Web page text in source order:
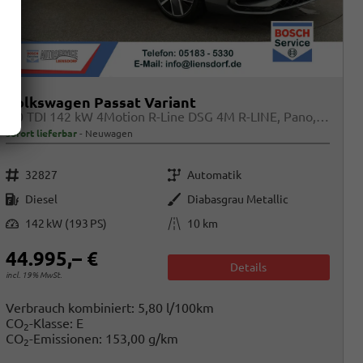
Volkswagen Passat Variant
2.0 TDI 142 kW 4Motion R-Line DSG 4M R-LINE, Pano, AHK, IQ.Light, HUD, 19-Zoll, AreaView, Navi, Side
sofort lieferbar Neuwagen
Fahrzeugnr. 32827 Getriebe Automatik
Kraftstoff Diesel Außenfarbe Diabasgrau Metallic
Leistung 142 kW (193 PS) Kilometerstand 10 km
44.995,– €
incl. 19% MwSt.
Details
Verbrauch kombiniert: 5,80 l/100km
CO2-Klasse: E
CO2-Emissionen: 153,00 g/km